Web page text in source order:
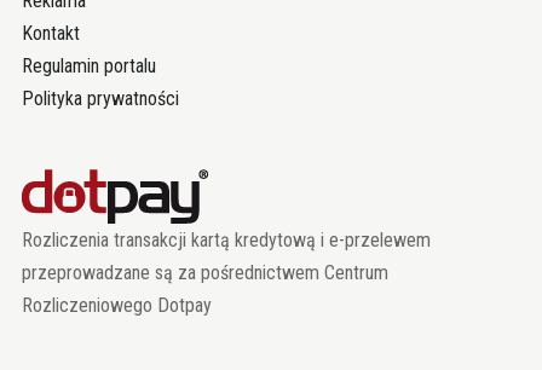
Kontakt
Regulamin portalu
Polityka prywatności
Rozliczenia transakcji kartą kredytową i e-przelewem
przeprowadzane są za pośrednictwem Centrum
Rozliczeniowego Dotpay